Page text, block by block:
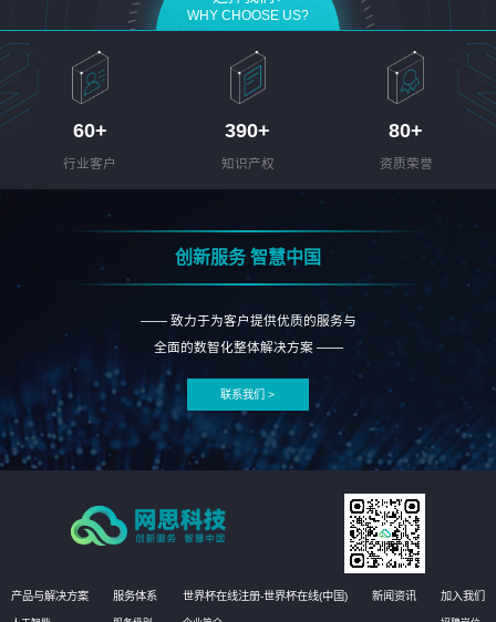
WHY CHOOSE US?
60+
行业客户
390+
知识产权
80+
资质荣誉
创新服务 智慧中国
—— 致力于为客户提供优质的服务与
全面的数智化整体解决方案 ——
联系我们 >
产品与解决方案 服务体系 世界杯在线注册-世界杯在线(中国) 新闻资讯 加入我们